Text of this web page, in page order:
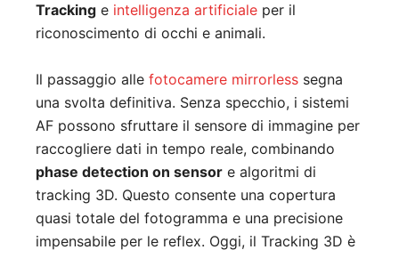
Tracking e intelligenza artificiale per il
riconoscimento di occhi e animali.
Il passaggio alle fotocamere mirrorless segna
una svolta definitiva. Senza specchio, i sistemi
AF possono sfruttare il sensore di immagine per
raccogliere dati in tempo reale, combinando
phase detection on sensor e algoritmi di
tracking 3D. Questo consente una copertura
quasi totale del fotogramma e una precisione
impensabile per le reflex. Oggi, il Tracking 3D è